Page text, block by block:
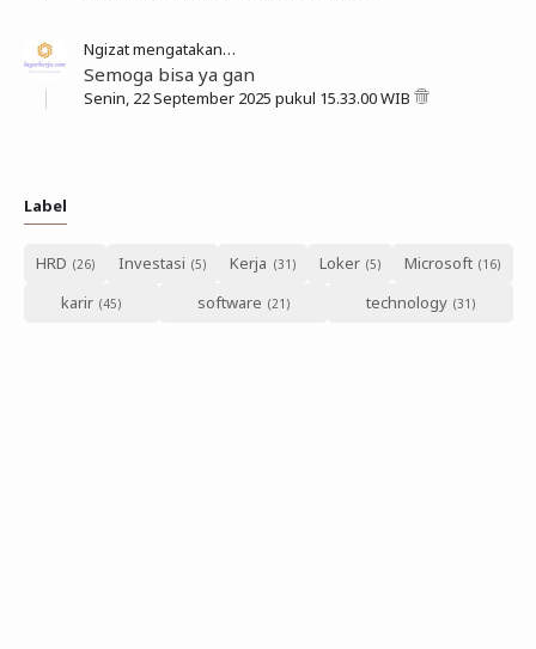
Ngizatmengatakan…
Semoga bisa ya gan
Senin, 22 September 2025 pukul 15.33.00 WIB
Label
HRD Investasi Kerja Loker
Microsoft
karir
software technology